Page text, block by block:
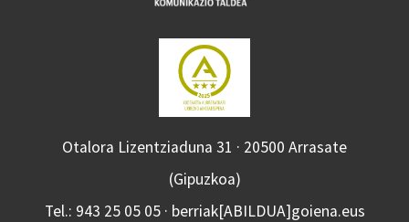
Otalora Lizentziaduna 31 · 20500 Arrasate
(Gipuzkoa)
Tel.: 943 25 05 05 · berriak[ABILDUA]goiena.eus